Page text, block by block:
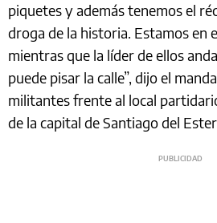
piquetes y además tenemos el
droga de la historia. Estamos en
mientras que la líder de ellos
puede pisar la calle”, dijo el
militantes frente al local
de la capital de Santiago del